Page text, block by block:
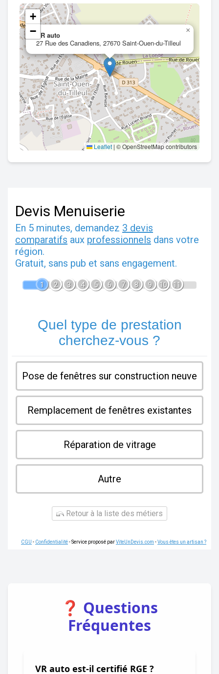
VR auto
27 Rue des Canadiens, 27670 Saint-Ouen-du-Tilleul
×
+
−
Leaflet | © OpenStreetMap contributors
Devis Menuiserie
En 5 minutes, demandez 3 devis
comparatifs aux professionnels dans votre
région.
Gratuit, sans pub et sans engagement.
1 2 3 4 5 6 7 8 9 10 11
Quel type de prestation
cherchez-vous ?
Pose de fenêtres sur construction neuve
Remplacement de fenêtres existantes
Réparation de vitrage
Autre
Retour à la liste des métiers
CGU - Confidentialité- Service proposé parViteUnDevis.com -Vous êtes un artisan ?
❓ Questions
Fréquentes
VR auto est-il certifié RGE ?